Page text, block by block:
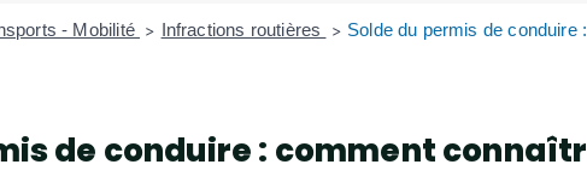
- Mobilité > Infractions routières > Solde du permis de
de conduire : comment